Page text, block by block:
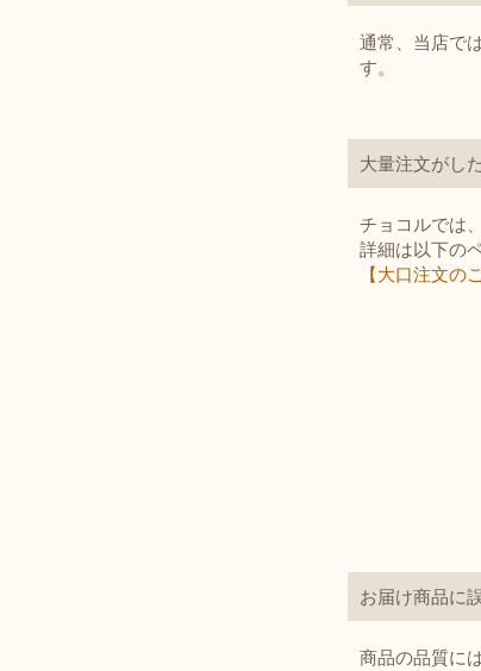
通常、当店で
す。
大量注文がした
チョコルでは
詳細は以下の
【大口注文の
お届け商品に
商品の品質に